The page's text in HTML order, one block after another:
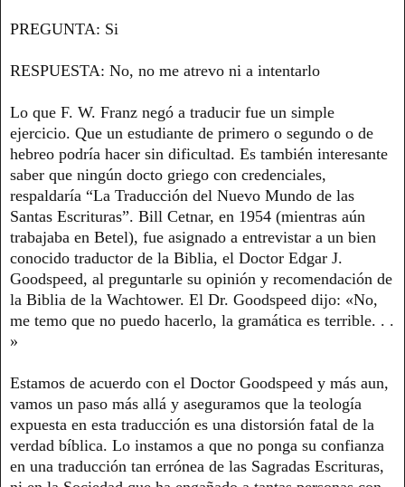
PREGUNTA: Si
RESPUESTA: No, no me atrevo ni a intentarlo
Lo que F. W. Franz negó a traducir fue un simple
ejercicio. Que un estudiante de primero o segundo o de
hebreo podría hacer sin dificultad. Es también interesante
saber que ningún docto griego con credenciales,
respaldaría “La Traducción del Nuevo Mundo de las
Santas Escrituras”. Bill Cetnar, en 1954 (mientras aún
trabajaba en Betel), fue asignado a entrevistar a un bien
conocido traductor de la Biblia, el Doctor Edgar J.
Goodspeed, al preguntarle su opinión y recomendación de
la Biblia de la Wachtower. El Dr. Goodspeed dijo: «No,
me temo que no puedo hacerlo, la gramática es terrible. . .
»
Estamos de acuerdo con el Doctor Goodspeed y más aun,
vamos un paso más allá y aseguramos que la teología
expuesta en esta traducción es una distorsión fatal de la
verdad bíblica. Lo instamos a que no ponga su confianza
en una traducción tan errónea de las Sagradas Escrituras,